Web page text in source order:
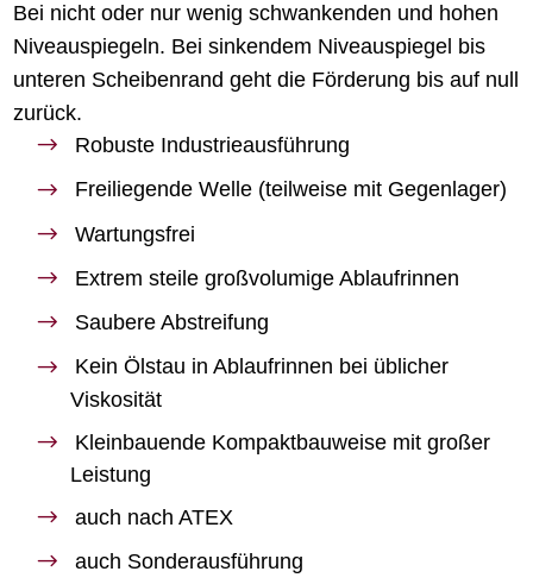
Bei nicht oder nur wenig schwankenden und hohen
Niveauspiegeln. Bei sinkendem Niveauspiegel bis
unteren Scheibenrand geht die Förderung bis auf null
zurück.
Robuste Industrieausführung
Freiliegende Welle (teilweise mit Gegenlager)
Wartungsfrei
Extrem steile großvolumige Ablaufrinnen
Saubere Abstreifung
Kein Ölstau in Ablaufrinnen bei üblicher
Viskosität
Kleinbauende Kompaktbauweise mit großer
Leistung
auch nach ATEX
auch Sonderausführung